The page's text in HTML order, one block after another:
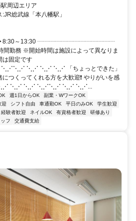
周辺エリア
総武線「本八幡駅」
金▶8:30～13:30 ┈┈┈┈┈┈┈┈┈┈┈┈┈
勤務 ※開始時間は施設によって異なりま
は固定です
⋱⋰ ⋱⋰ ⋱⋰ 「ちょっとできた」
つくってくれる方を大歓迎❗ やりがいを感
◎ ⋱⋰ ⋱⋰ ⋱⋰ ⋱⋰⋱⋰ ⋱⋰ ⋱⋰...
週1日からOK
副業・WワークOK
迎 シフト自由 車通勤OK 平日のみOK
学生歓迎
経験者歓迎 ネイルOK 有資格者歓迎
研修あり
フ 交通費支給